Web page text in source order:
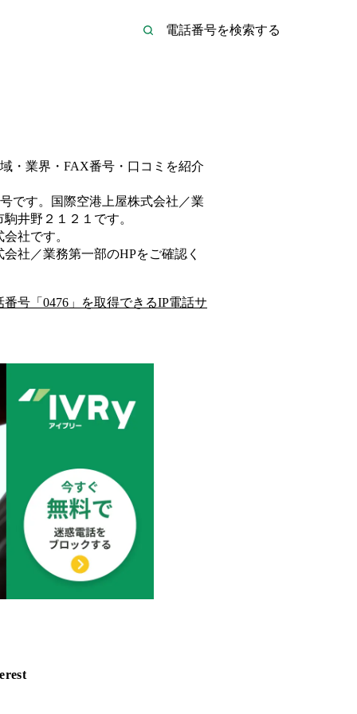
・業界・FAX番号・口コミを紹介
です。
国際空港上屋株式会社／業
井野２１２１ です。
会社です。
会社／業務第一部のHPをご確認く
号「 0476 」を取得できるIP電話サ